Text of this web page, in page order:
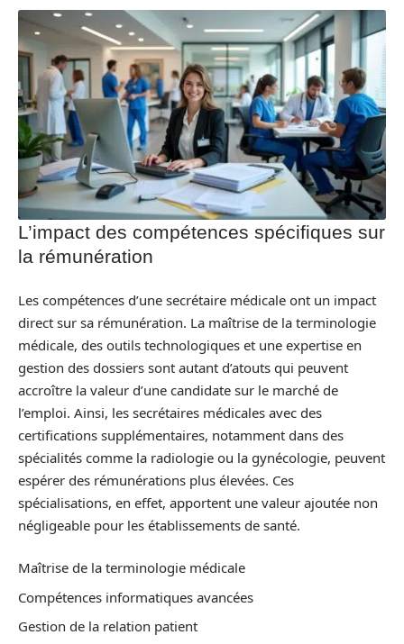
L’impact des compétences spécifiques sur
la rémunération
Les compétences d’une secrétaire médicale ont un impact
direct sur sa rémunération. La maîtrise de la terminologie
médicale, des outils technologiques et une expertise en
gestion des dossiers sont autant d’atouts qui peuvent
accroître la valeur d’une candidate sur le marché de
l’emploi. Ainsi, les secrétaires médicales avec des
certifications supplémentaires, notamment dans des
spécialités comme la radiologie ou la gynécologie, peuvent
espérer des rémunérations plus élevées. Ces
spécialisations, en effet, apportent une valeur ajoutée non
négligeable pour les établissements de santé.
Maîtrise de la terminologie médicale
Compétences informatiques avancées
Gestion de la relation patient